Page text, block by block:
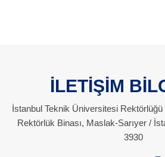
İLETİŞİM
İstanbul Teknik Üniversitesi
Rektörlük Binası, Maslak-Sarıyer /
3930